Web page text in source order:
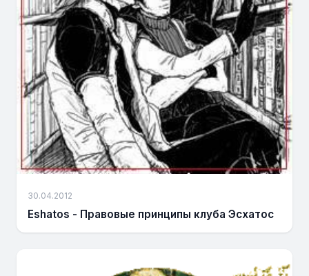
30.04.2012
Eshatos - Правовые принципы клуба Эсхатос